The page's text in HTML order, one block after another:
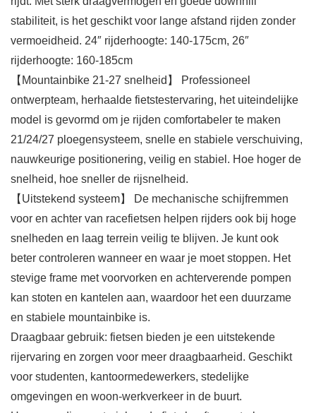
stabiliteit, is het geschikt voor lange afstand rijden zonder
vermoeidheid. 24″ rijderhoogte: 140-175cm, 26″
rijderhoogte: 160-185cm
【Mountainbike 21-27 snelheid】 Professioneel
ontwerpteam, herhaalde fietstestervaring, het uiteindelijke
model is gevormd om je rijden comfortabeler te maken
21/24/27 ploegensysteem, snelle en stabiele verschuiving,
nauwkeurige positionering, veilig en stabiel. Hoe hoger de
snelheid, hoe sneller de rijsnelheid.
【Uitstekend systeem】 De mechanische schijfremmen
voor en achter van racefietsen helpen rijders ook bij hoge
snelheden en laag terrein veilig te blijven. Je kunt ook
beter controleren wanneer en waar je moet stoppen. Het
stevige frame met voorvorken en achterverende pompen
kan stoten en kantelen aan, waardoor het een duurzame
en stabiele mountainbike is.
Draagbaar gebruik: fietsen bieden je een uitstekende
rijervaring en zorgen voor meer draagbaarheid. Geschikt
voor studenten, kantoormedewerkers, stedelijke
omgevingen en woon-werkverkeer in de buurt.